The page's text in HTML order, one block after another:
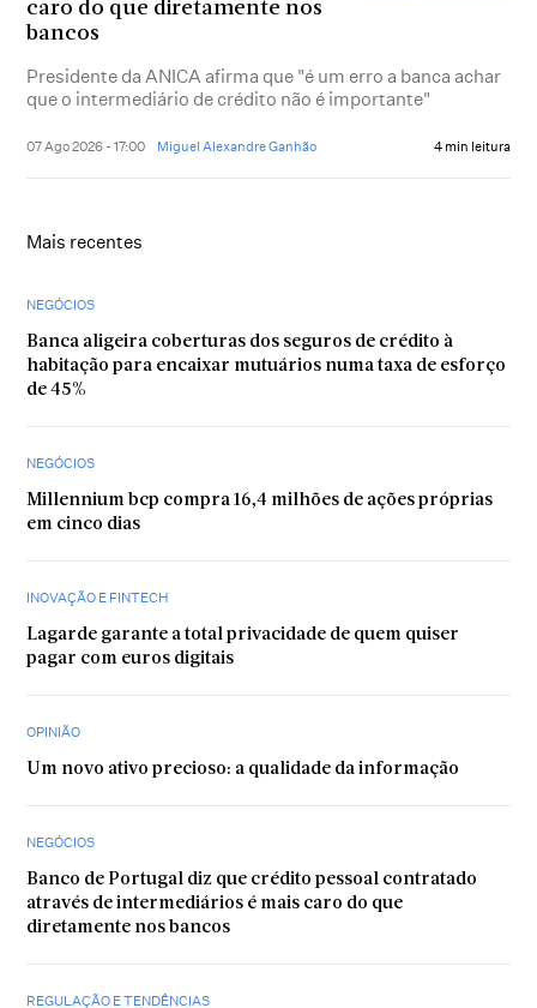
caro do que diretamente nos
bancos
Presidente da ANICA afirma que "é um erro a banca achar
que o intermediário de crédito não é importante"
07 Ago 2026 - 17:00 Miguel Alexandre Ganhão 4 min leitura
Mais recentes
NEGÓCIOS
Banca aligeira coberturas dos seguros de crédito à
habitação para encaixar mutuários numa taxa de esforço
de 45%
NEGÓCIOS
Millennium bcp compra 16,4 milhões de ações próprias
em cinco dias
INOVAÇÃO E FINTECH
Lagarde garante a total privacidade de quem quiser
pagar com euros digitais
OPINIÃO
Um novo ativo precioso: a qualidade da informação
NEGÓCIOS
Banco de Portugal diz que crédito pessoal contratado
através de intermediários é mais caro do que
diretamente nos bancos
REGULAÇÃO E TENDÊNCIAS